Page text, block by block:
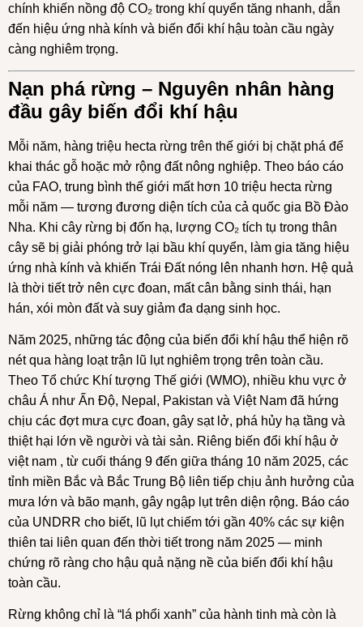
chính khiến nồng độ CO₂ trong khí quyển tăng nhanh, dẫn
đến hiệu ứng nhà kính và biến đổi khí hậu toàn cầu ngày
càng nghiêm trọng.
Nạn phá rừng – Nguyên nhân hàng
đầu gây biến đổi khí hậu
Mỗi năm, hàng triệu hecta rừng trên thế giới bị chặt phá để
khai thác gỗ hoặc mở rộng đất nông nghiệp. Theo báo cáo
của FAO, trung bình thế giới mất hơn 10 triệu hecta rừng
mỗi năm — tương đương diện tích của cả quốc gia Bồ Đào
Nha. Khi cây rừng bị đốn hạ, lượng CO₂ tích tụ trong thân
cây sẽ bị giải phóng trở lại bầu khí quyển, làm gia tăng hiệu
ứng nhà kính và khiến Trái Đất nóng lên nhanh hơn. Hệ quả
là thời tiết trở nên cực đoan, mất cân bằng sinh thái, hạn
hán, xói mòn đất và suy giảm đa dạng sinh học.
Năm 2025, những tác động của biến đổi khí hậu thể hiện rõ
nét qua hàng loạt trận lũ lụt nghiêm trọng trên toàn cầu.
Theo Tổ chức Khí tượng Thế giới (WMO), nhiều khu vực ở
châu Á như Ấn Độ, Nepal, Pakistan và Việt Nam đã hứng
chịu các đợt mưa cực đoan, gây sạt lở, phá hủy hạ tầng và
thiệt hại lớn về người và tài sản. Riêng biến đổi khí hậu ở
việt nam , từ cuối tháng 9 đến giữa tháng 10 năm 2025, các
tỉnh miền Bắc và Bắc Trung Bộ liên tiếp chịu ảnh hưởng của
mưa lớn và bão mạnh, gây ngập lụt trên diện rộng. Báo cáo
của UNDRR cho biết, lũ lụt chiếm tới gần 40% các sự kiện
thiên tai liên quan đến thời tiết trong năm 2025 — minh
chứng rõ ràng cho hậu quả nặng nề của biến đổi khí hậu
toàn cầu.
Rừng không chỉ là “lá phổi xanh” của hành tinh mà còn là